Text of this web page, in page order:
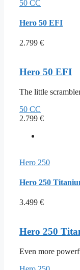
50 CC
Hero 50 EFI
2.799 €
Hero 50 EFI
The little
50 CC
2.799 €
Hero 250
Hero 250
3.499 €
Hero 250
Even more